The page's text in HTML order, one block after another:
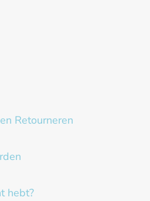
Retourneren
hebt?